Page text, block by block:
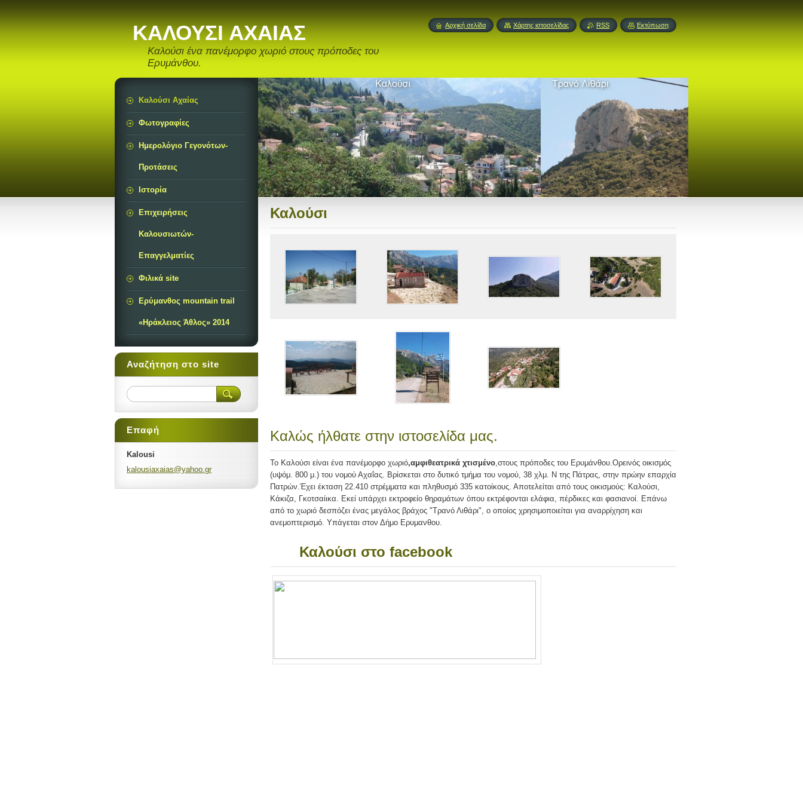
ΚΑΛΟΥΣΙ ΑΧΑΙΑΣ
Καλούσι ένα πανέμορφο χωριό στους πρόποδες του
Ερυμάνθου.
Καλούσι
Καλώς ήλθατε στην ιστοσελίδα μας.
Το Καλούσι είναι ένα πανέμορφο χωριό,αμφιθεατρικά χτισμένο,στους πρόποδες του Ερυμάνθου.Ορεινός οικισμός
(υψόμ. 800 μ.) του νομού Αχαΐας. Βρίσκεται στο δυτικό τμήμα του νομού, 38 χλμ. Ν της Πάτρας, στην πρώην επαρχία
Πατρών.Έχει έκταση 22.410 στρέμματα και πληθυσμό 335 κατοίκους. Αποτελείται από τους οικισμούς: Καλούσι,
Κάκιζα, Γκοτσαίικα. Εκεί υπάρχει εκτροφείο θηραμάτων όπου εκτρέφονται ελάφια, πέρδικες και φασιανοί. Επάνω
από το χωριό δεσπόζει ένας μεγάλος βράχος "Τρανό Λιθάρι", ο οποίος χρησιμοποιείται για αναρρίχηση και
ανεμοπτερισμό. Υπάγεται στον Δήμο Ερυμανθου.
Καλούσι στο facebook
Καλούσι Αχαίας
Φωτογραφίες
Ημερολόγιο Γεγονότων-
Προτάσεις
Ιστορία
Επιχειρήσεις
Καλουσιωτών-
Eπαγγελματίες
Φιλικά site
Ερύμανθος mountain trail
«Ηράκλειος Άθλος» 2014
Αναζήτηση στο site
Επαφή
Kalousi
kalousiaxaias@yahoo.gr
Αρχική σελίδα Χάρτης ιστοσελίδας RSS Εκτύπωση